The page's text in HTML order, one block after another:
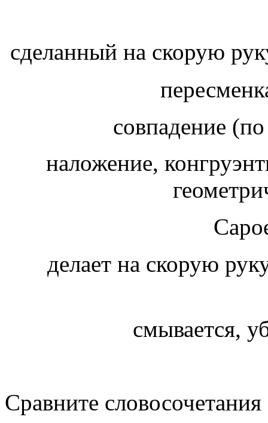
сделанный на скорую
совпадение
наложение,
делает на скорую
смывается,
Сравните